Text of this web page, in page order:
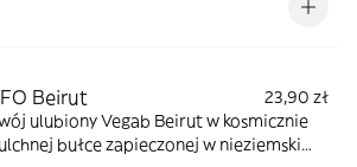
Beirut
23,90 zł
ulubiony Vegab Beirut w kosmicznie
bułce zapieczonej w nieziemski